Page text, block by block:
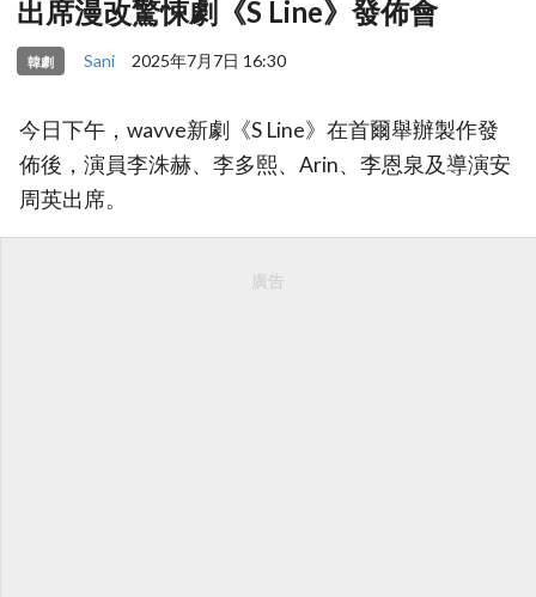
出席漫改驚悚劇《S Line》發佈會
韓劇 Sani 2025年7月7日 16:30
今日下午，wavve新劇《S Line》在首爾舉辦製作發
佈後，演員李洙赫、李多熙、Arin、李恩泉及導演安
周英出席。
廣告